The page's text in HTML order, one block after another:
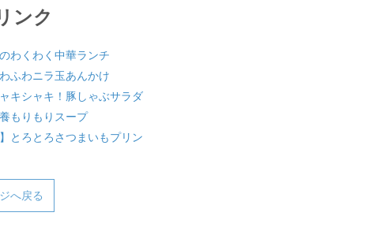
ンク
のわくわく中華ランチ
わふわニラ玉あんかけ
ャキシャキ！豚しゃぶサラダ
養もりもりスープ
】とろとろさつまいもプリン
へ戻る